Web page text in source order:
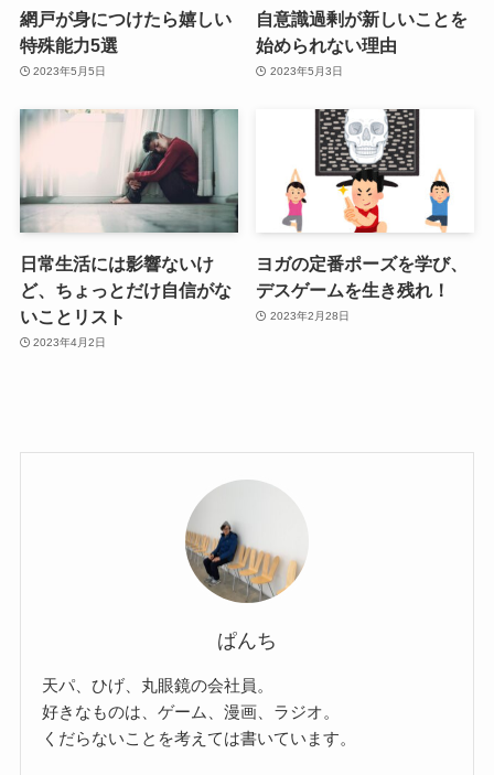
網戸が身につけたら嬉しい
特殊能力5選
2023年5月5日
自意識過剰が新しいことを
始められない理由
2023年5月3日
日常生活には影響ないけ
ど、ちょっとだけ自信がな
いことリスト
2023年4月2日
ヨガの定番ポーズを学び、
デスゲームを生き残れ！
2023年2月28日
ぱんち
天パ、ひげ、丸眼鏡の会社員。
好きなものは、ゲーム、漫画、ラジオ。
くだらないことを考えては書いています。